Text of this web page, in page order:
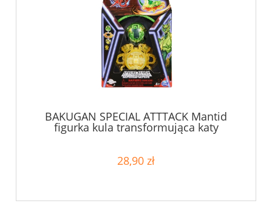
BAKUGAN SPECIAL ATTTACK Mantid
figurka kula transformująca katy
28,90 zł